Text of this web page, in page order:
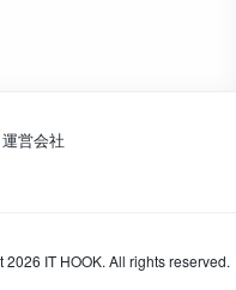
運営会社
IT HOOK. All rights reserved.